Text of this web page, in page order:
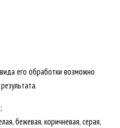
его обработки возможно
бежевая, коричневая, серая,